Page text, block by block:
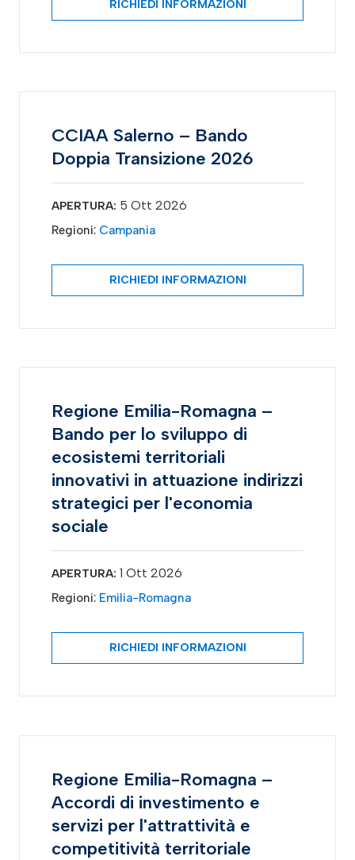
RICHIEDI INFORMAZIONI
CCIAA Salerno – Bando
Doppia Transizione 2026
APERTURA: 5 Ott 2026
Regioni: Campania
RICHIEDI INFORMAZIONI
Regione Emilia-Romagna –
Bando per lo sviluppo di
ecosistemi territoriali
innovativi in attuazione indirizzi
strategici per l'economia
sociale
APERTURA: 1 Ott 2026
Regioni: Emilia-Romagna
RICHIEDI INFORMAZIONI
Regione Emilia-Romagna –
Accordi di investimento e
servizi per l'attrattività e
competitività territoriale